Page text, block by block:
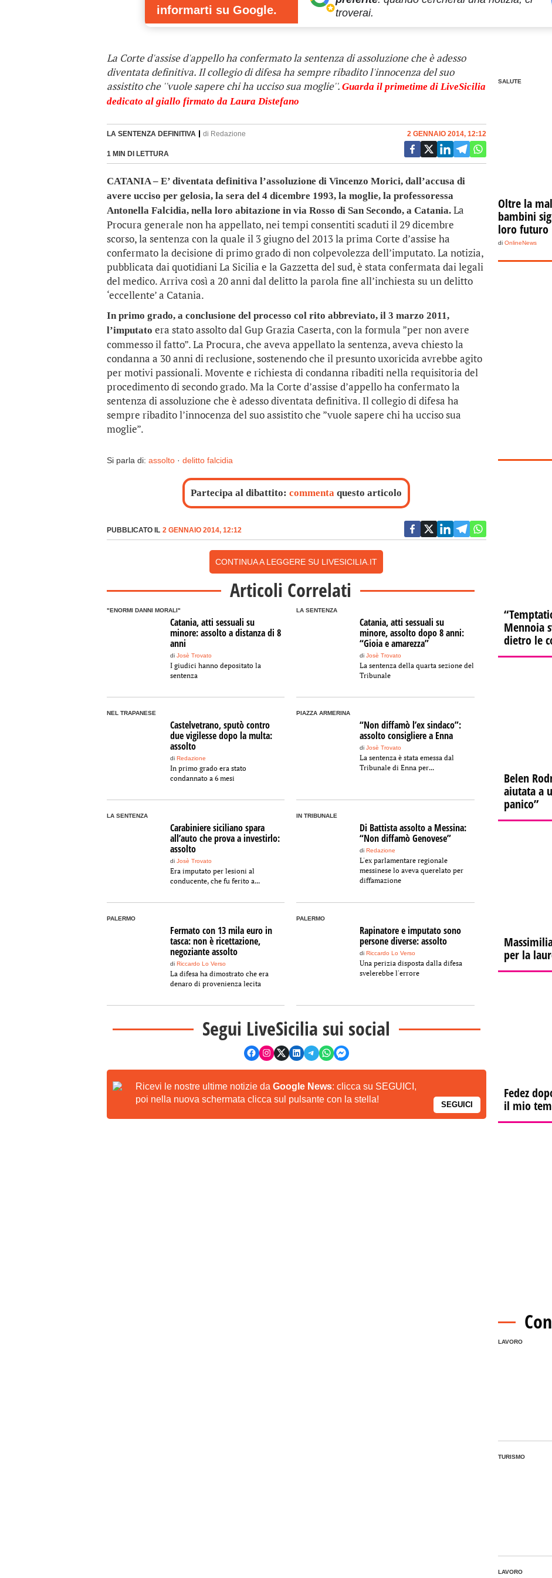
informarti su Google.
troverai.
La Corte d'assise d'appello ha confermato la sentenza di assoluzione che è adesso
diventata definitiva. Il collegio di difesa ha sempre ribadito l'innocenza del suo
assistito che ''vuole sapere chi ha ucciso sua moglie''. Guarda il primetime di LiveSicilia
dedicato al giallo firmato da Laura Distefano
LA SENTENZA DEFINITIVA di Redazione
1 MIN DI LETTURA
2 GENNAIO 2014, 12:12
CATANIA – E’ diventata definitiva l’assoluzione di Vincenzo Morici, dall’accusa di
avere ucciso per gelosia, la sera del 4 dicembre 1993, la moglie, la professoressa
Antonella Falcidia, nella loro abitazione in via Rosso di San Secondo, a Catania. La
Procura generale non ha appellato, nei tempi consentiti scaduti il 29 dicembre
scorso, la sentenza con la quale il 3 giugno del 2013 la prima Corte d’assise ha
confermato la decisione di primo grado di non colpevolezza dell’imputato. La notizia,
pubblicata dai quotidiani La Sicilia e la Gazzetta del sud, è stata confermata dai legali
del medico. Arriva così a 20 anni dal delitto la parola fine all’inchiesta su un delitto
‘eccellente’ a Catania.
In primo grado, a conclusione del processo col rito abbreviato, il 3 marzo 2011,
l’imputato era stato assolto dal Gup Grazia Caserta, con la formula ”per non avere
commesso il fatto”. La Procura, che aveva appellato la sentenza, aveva chiesto la
condanna a 30 anni di reclusione, sostenendo che il presunto uxoricida avrebbe agito
per motivi passionali. Movente e richiesta di condanna ribaditi nella requisitoria del
procedimento di secondo grado. Ma la Corte d’assise d’appello ha confermato la
sentenza di assoluzione che è adesso diventata definitiva. Il collegio di difesa ha
sempre ribadito l’innocenza del suo assistito che ”vuole sapere chi ha ucciso sua
moglie”.
Si parla di: assolto · delitto falcidia
Partecipa al dibattito:commenta questo articolo
PUBBLICATO IL 2 GENNAIO 2014, 12:12
CONTINUA A LEGGERE SU LIVESICILIA.IT
Articoli Correlati
"ENORMI DANNI MORALI"
Catania, atti sessuali su
minore: assolto a distanza di 8
anni
di Josè Trovato
I giudici hanno depositato la
sentenza
LA SENTENZA
Catania, atti sessuali su
minore, assolto dopo 8 anni:
“Gioia e amarezza”
diJosè Trovato
La sentenza della quarta sezione del
Tribunale
NEL TRAPANESE
Castelvetrano, sputò contro
due vigilesse dopo la multa:
assolto
di Redazione
In primo grado era stato
condannato a 6 mesi
PIAZZA ARMERINA
“Non diffamò l’ex sindaco”:
assolto consigliere a Enna
diJosè Trovato
La sentenza è stata emessa dal
Tribunale di Enna per...
LA SENTENZA
Carabiniere siciliano spara
all’auto che prova a investirlo:
assolto
di Josè Trovato
Era imputato per lesioni al
conducente, che fu ferito a...
IN TRIBUNALE
Di Battista assolto a Messina:
“Non diffamò Genovese”
diRedazione
L'ex parlamentare regionale
messinese lo aveva querelato per
diffamazione
PALERMO
Fermato con 13 mila euro in
tasca: non è ricettazione,
negoziante assolto
di Riccardo Lo Verso
La difesa ha dimostrato che era
denaro di provenienza lecita
PALERMO
Rapinatore e imputato sono
persone diverse: assolto
diRiccardo Lo Verso
Una perizia disposta dalla difesa
svelerebbe l'errore
Segui LiveSicilia sui social
Ricevi le nostre ultime notizie da Google News: clicca su SEGUICI,
poi nella nuova schermata clicca sul pulsante con la stella!
SEGUICI
SALUTE
Oltre la
bambini
loro futuro
di OnlineNews
Mennoia
dietro le
Belen
aiutata a
panico”
per la
Fedez
il mio
LAVORO
TURISMO
LAVORO